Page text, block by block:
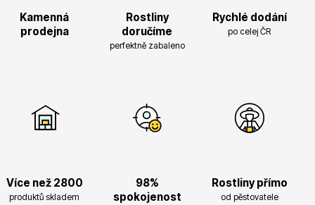
Vodní rostliny
Květináče
Kamenná
prodejna
Rostliny
doručíme
perfektně zabaleno
Rychlé dodání
po celej ČR
Více než 2800
produktů skladem
98%
spokojenost
Rostliny přímo
od pěstovatele